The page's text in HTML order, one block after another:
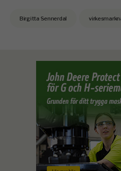
Birgitta Sennerdal